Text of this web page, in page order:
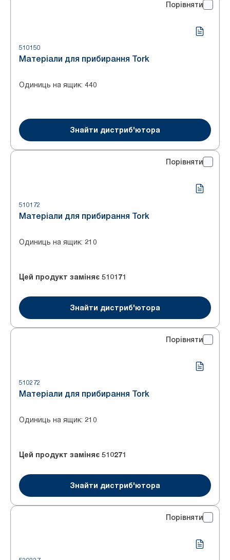
Порівняти
510150
Матеріали для прибирання Tork
Одиниць на ящик: 440
Знайти дистриб'ютора
Порівняти
510172
Матеріали для прибирання Tork
Одиниць на ящик: 210
Цей продукт заміняє 510171
Знайти дистриб'ютора
Порівняти
510272
Матеріали для прибирання Tork
Одиниць на ящик: 210
Цей продукт заміняє 510271
Знайти дистриб'ютора
Порівняти